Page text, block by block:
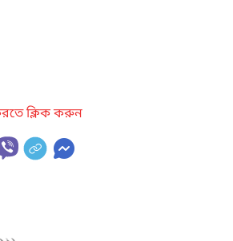
ক্লিক করুন